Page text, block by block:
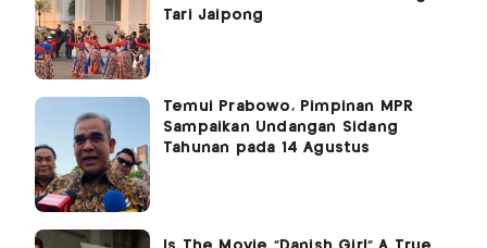
Tari Jaipong
Temui Prabowo, Pimpinan MPR
Sampaikan Undangan Sidang
Tahunan pada 14 Agustus